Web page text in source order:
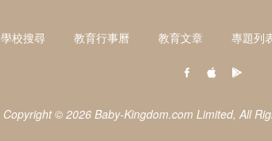
學校搜尋 教育行事曆 教育文章 專題列
Copyright © 2026 Baby-Kingdom.com Limited, All